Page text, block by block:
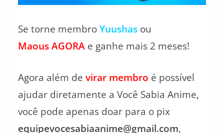
Se torne membroYuushas ou
MaousAGORA e ganhe mais 2 meses!
Agora além de virar membro é possível
ajudar diretamente a Você Sabia Anime,
você pode apenas doar para o pix
equipevocesabiaanime@gmail.com,